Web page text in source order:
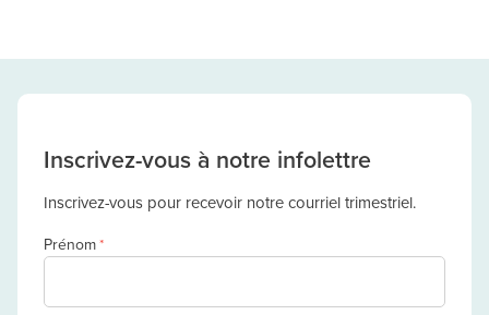
Inscrivez-vous à notre infolettre
Inscrivez-vous pour recevoir notre courriel trimestriel.
Prénom*